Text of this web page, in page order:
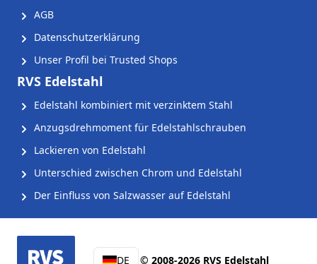
AGB
Datenschutzerklärung
Unser Profil bei Trusted Shops
RVS Edelstahl
Edelstahl kombiniert mit verzinktem Stahl
Anzugsdrehmoment für Edelstahlschrauben
Lackieren von Edelstahl
Unterschied zwischen Chrom und Edelstahl
Der Einfluss von Salzwasser auf Edelstahl
DE © 2008-2026 RVS Edelstahl